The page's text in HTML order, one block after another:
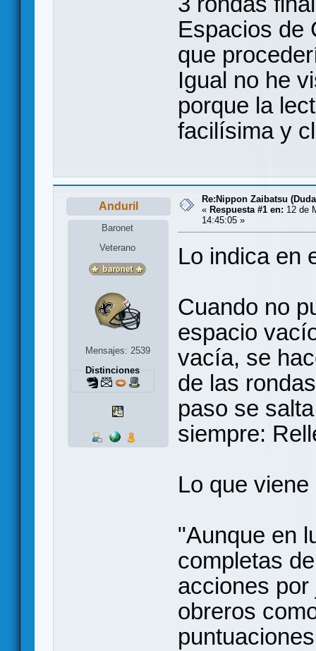
Espacios de
que
Igual no he
porque la
facilísima y
Anduril
Baronet
Veterano
Mensajes: 2539
Distinciones
Re:Nippon Zaibatsu
« Respuesta #1 en: 12 de
14:45:05 »
Lo indica en
Cuando no
espacio
vacía, se
de las
paso se
siempre:
Lo que
"Aunque en
completas
acciones por
obreros